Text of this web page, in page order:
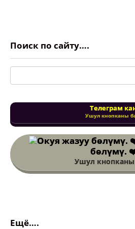
Поиск по сайту….
Поиск:
Телеграм
Ушул кнопканы
бөлүмү.
Ушул кнопканы
Ещё….